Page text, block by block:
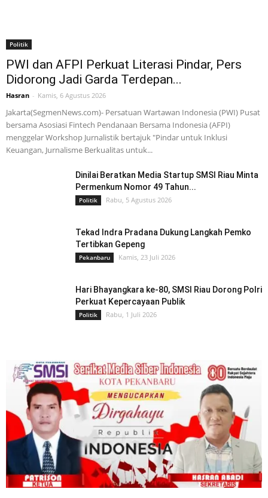
Politik
PWI dan AFPI Perkuat Literasi Pindar, Pers
Didorong Jadi Garda Terdepan...
Hasran - Kamis, 6 Agustus 2026
Jakarta(SegmenNews.com)- Persatuan Wartawan Indonesia (PWI) Pusat
bersama Asosiasi Fintech Pendanaan Bersama Indonesia (AFPI)
menggelar Workshop Jurnalistik bertajuk "Pindar untuk Inklusi
Keuangan, Jurnalisme Berkualitas untuk...
Dinilai Beratkan Media Startup SMSI Riau Minta
Permenkum Nomor 49 Tahun...
Politik Rabu, 5 Agustus 2026
Tekad Indra Pradana Dukung Langkah Pemko
Tertibkan Gepeng
Pekanbaru Kamis, 23 Juli 2026
Hari Bhayangkara ke-80, SMSI Riau Dorong Polri
Perkuat Kepercayaan Publik
Politik Rabu, 1 Juli 2026